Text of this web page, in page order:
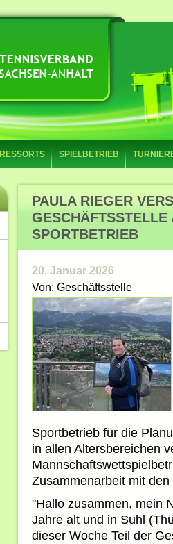
RESSORTS SPIELBETRIEB
PAULA RIEGER
SPORTBETRIEB
20. Januar 2026
Von: Geschäftsstelle
Sportbetrieb für die
in allen Altersbereichen
Zusammenarbeit mit
"Hallo zusammen, mein
Jahre alt und in Suhl
dieser Woche Teil der